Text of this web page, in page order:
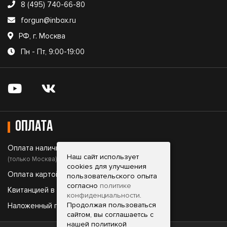
8 (495) 740-66-80
forgun@inbox.ru
РФ, г. Москва
Пн - Пт, 9:00-19:00
Оплата
Оплата наличными;
(только Москва)
Оплата картой;
Квитанцией в банке;
Наложенный платеж.
Наш сайт использует
cookies для улучшения
пользовательского опыта
согласно политике
конфиденциальности.
Продолжая пользоваться
сайтом, вы соглашаетсь с
нашей политикой